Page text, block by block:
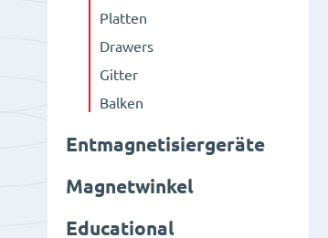
Platten
Drawers
Gitter
Balken
Entmagnetisiergeräte
Magnetwinkel
Educational